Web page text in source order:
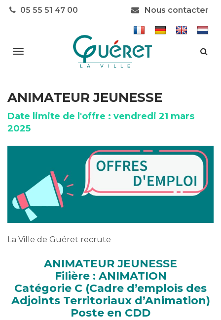
05 55 51 47 00 Nous contacter
Aller
ANIMATEUR JEUNESSE
Date limite de l'offre : vendredi 21 mars
2025
La Ville de Guéret recrute
ANIMATEUR JEUNESSE
Filière : ANIMATION
Catégorie C (Cadre d’emplois des
Adjoints Territoriaux d’Animation)
Poste en CDD